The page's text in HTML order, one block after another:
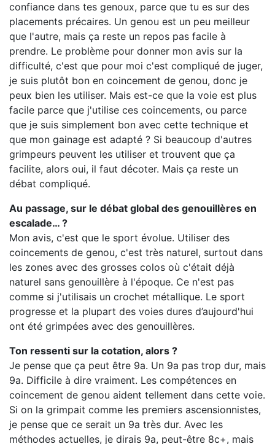
confiance dans tes genoux, parce que tu es sur des
placements précaires. Un genou est un peu meilleur
que l'autre, mais ça reste un repos pas facile à
prendre. Le problème pour donner mon avis sur la
difficulté, c'est que pour moi c'est compliqué de juger,
je suis plutôt bon en coincement de genou, donc je
peux bien les utiliser. Mais est-ce que la voie est plus
facile parce que j'utilise ces coincements, ou parce
que je suis simplement bon avec cette technique et
que mon gainage est adapté ? Si beaucoup d'autres
grimpeurs peuvent les utiliser et trouvent que ça
facilite, alors oui, il faut décoter. Mais ça reste un
débat compliqué.
Au passage, sur le débat global des genouillères en
escalade… ?
Mon avis, c'est que le sport évolue. Utiliser des
coincements de genou, c'est très naturel, surtout dans
les zones avec des grosses colos où c'était déjà
naturel sans genouillère à l'époque. Ce n'est pas
comme si j'utilisais un crochet métallique. Le sport
progresse et la plupart des voies dures d’aujourd'hui
ont été grimpées avec des genouillères.
Ton ressenti sur la cotation, alors ?
Je pense que ça peut être 9a. Un 9a pas trop dur, mais
9a. Difficile à dire vraiment. Les compétences en
coincement de genou aident tellement dans cette voie.
Si on la grimpait comme les premiers ascensionnistes,
je pense que ce serait un 9a très dur. Avec les
méthodes actuelles, je dirais 9a, peut-être 8c+, mais